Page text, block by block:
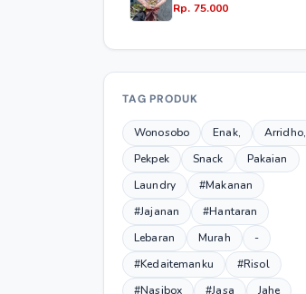
Rp. 75.000
TAG PRODUK
Wonosobo Enak,
Arridho,
Pekpek
Snack
Pakaian
Laundry
#Makanan
#Jajanan
#Hantaran
Lebaran
Murah
-
#Kedaitemanku
#Risol
#Nasibox
#Jasa
Jahe